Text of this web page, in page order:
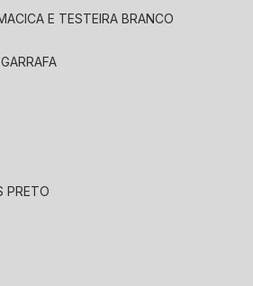
E TESTEIRA BRANCO
PRETO